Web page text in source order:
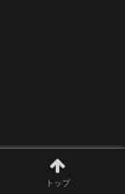
トップ